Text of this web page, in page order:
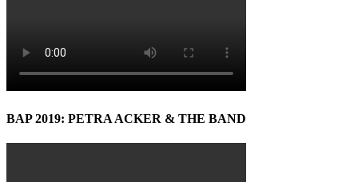
BAP 2019: PETRA ACKER & THE BAND